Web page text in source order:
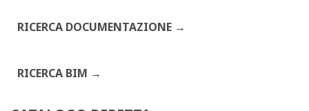
RICERCA DOCUMENTAZIONE
RICERCA BIM